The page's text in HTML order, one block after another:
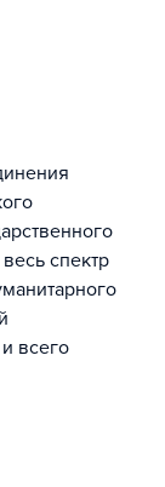
спектр
всего